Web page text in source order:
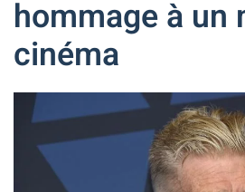
hommage à un
cinéma